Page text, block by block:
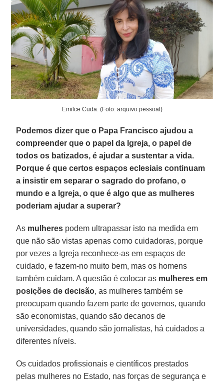
Emilce Cuda. (Foto: arquivo pessoal)
Podemos dizer que o Papa Francisco ajudou a
compreender que o papel da Igreja, o papel de
todos os batizados, é ajudar a sustentar a vida.
Porque é que certos espaços eclesiais continuam
a insistir em separar o sagrado do profano, o
mundo e a Igreja, o que é algo que as mulheres
poderiam ajudar a superar?
As mulheres podem ultrapassar isto na medida em
que não são vistas apenas como cuidadoras, porque
por vezes a Igreja reconhece-as em espaços de
cuidado, e fazem-no muito bem, mas os homens
também cuidam. A questão é colocar as mulheres em
posições de decisão, as mulheres também se
preocupam quando fazem parte de governos, quando
são economistas, quando são decanos de
universidades, quando são jornalistas, há cuidados a
diferentes níveis.
Os cuidados profissionais e científicos prestados
pelas mulheres no Estado, nas forças de segurança e